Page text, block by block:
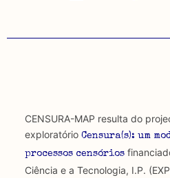
CENSURA-MAP resulta do
exploratório Censura(s): um
processos censórios
Ciência e a Tecnologia, I.P.